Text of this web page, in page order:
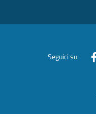
Seguici su